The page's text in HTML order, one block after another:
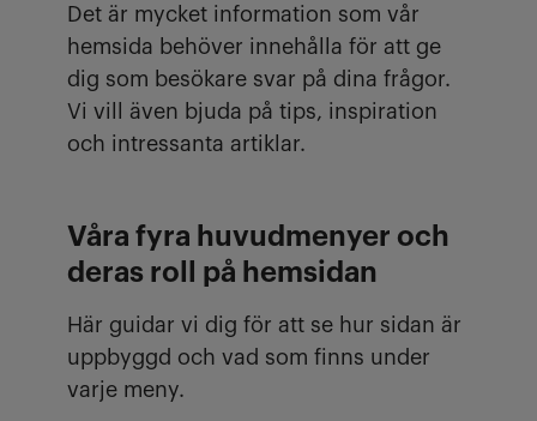
Det är mycket information som vår
hemsida behöver innehålla för att ge
dig som besökare svar på dina frågor.
Vi vill även bjuda på tips, inspiration
och intressanta artiklar.
Våra fyra huvudmenyer och
deras roll på hemsidan
Här guidar vi dig för att se hur sidan är
uppbyggd och vad som finns under
varje meny.